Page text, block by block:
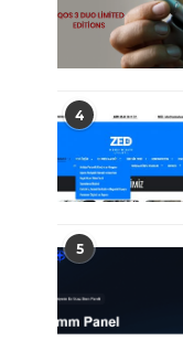
4
5